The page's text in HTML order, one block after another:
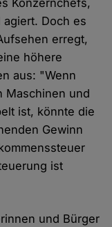
Konzernchefs,
Doch es
erregt,
höhere
aus: "Wenn
Maschinen und
ist, könnte die
Gewinn
ist
und Bürger